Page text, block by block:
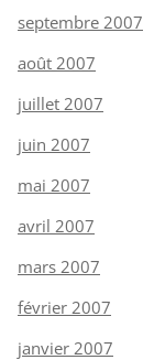
septembre 2007
août 2007
juillet 2007
juin 2007
mai 2007
avril 2007
mars 2007
février 2007
janvier 2007